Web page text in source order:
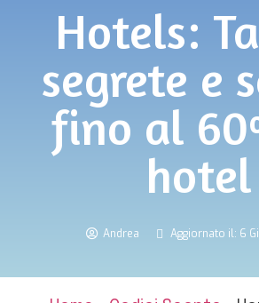
Hotels:
segrete e
fino al
hotel
Andrea Aggiornato il: 6